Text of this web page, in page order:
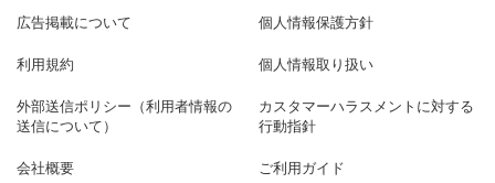
広告掲載について 個人情報保護方針
利用規約 個人情報取り扱い
外部送信ポリシー（利用者情報の
送信について）
カスタマーハラスメントに対する
行動指針
会社概要 ご利用ガイド